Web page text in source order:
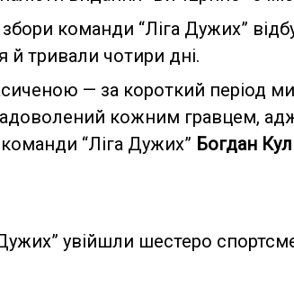
збори команди “Ліга Дужих”
й тривали чотири дні.
— за короткий період
задоволений кожним гравцем,
команди “Ліга Дужих” Богдан
увійшли шестеро